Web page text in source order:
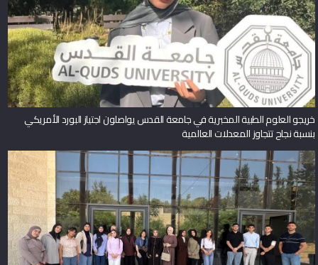
خريجو العلوم الطبية المخبرية في جامعة القدس يواصلون اجتياز البورد الأمريكي
بنسبة نجاح تتجاوز المعدلات العالمية